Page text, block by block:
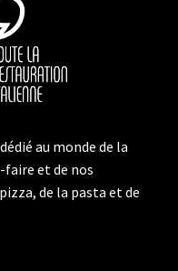
au monde de la
et de nos
de la pasta et de